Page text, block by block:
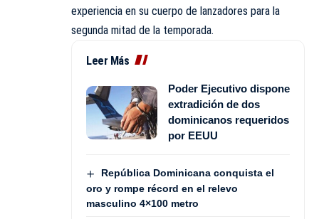
experiencia en su cuerpo de lanzadores para la
segunda mitad de la temporada.
Leer Más
Poder Ejecutivo dispone
extradición de dos
dominicanos requeridos
por EEUU
República Dominicana conquista el
oro y rompe récord en el relevo
masculino 4×100 metro